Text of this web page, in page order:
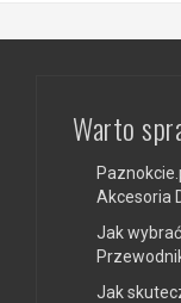
Warto
Akcesoria
Jak
Jak